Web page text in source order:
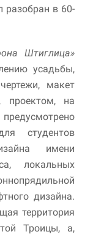
разобран в 60-
Штиглица»
усадьбы,
макет
проектом, на
студентов
имени
локальных
дизайна.
территория
Троицы, а,